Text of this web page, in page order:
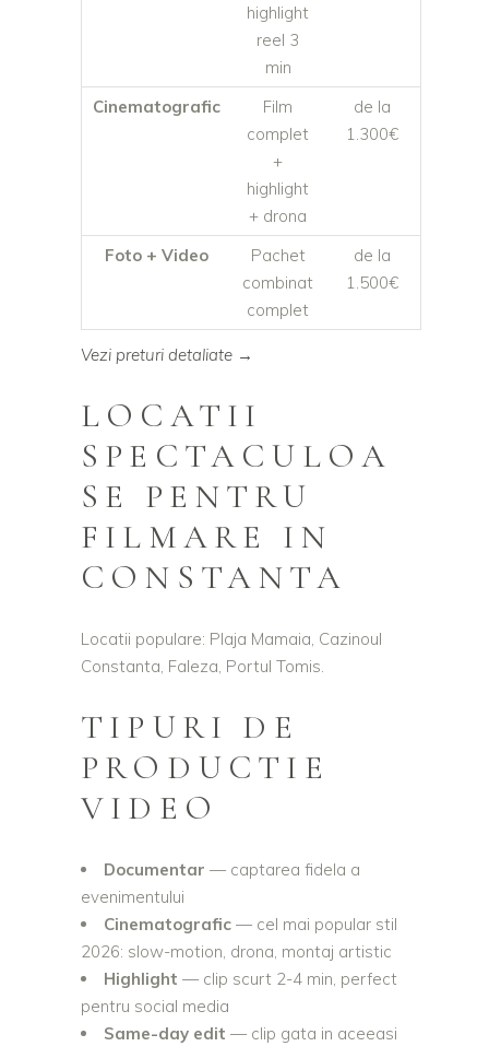
highlight
reel 3
min
Cinematografic
Film
complet
+
highlight
+ drona
de la
1.300€
Foto + Video
Pachet
combinat
complet
de la
1.500€
Vezi preturi detaliate →
LOCATII
SPECTACULOA
SE PENTRU
FILMARE IN
CONSTANTA
Locatii populare: Plaja Mamaia, Cazinoul
Constanta, Faleza, Portul Tomis.
TIPURI DE
PRODUCTIE
VIDEO
Documentar — captarea fidela a
evenimentului
Cinematografic — cel mai popular stil
2026: slow-motion, drona, montaj artistic
Highlight — clip scurt 2-4 min, perfect
pentru social media
Same-day edit — clip gata in aceeasi